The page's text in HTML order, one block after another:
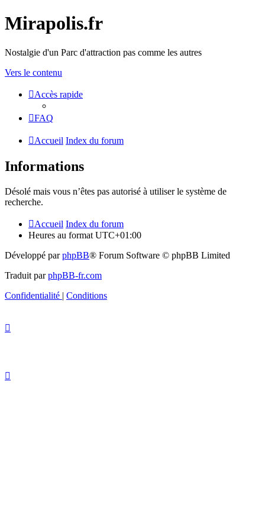
Mirapolis.fr
Nostalgie d'un Parc d'attraction pas comme les autres
Vers le contenu
Accès rapide
FAQ
Accueil Index du forum
Informations
Désolé mais vous n’êtes pas autorisé à utiliser le système de
recherche.
Accueil Index du forum
Heures au format UTC+01:00
Développé parphpBB® Forum Software © phpBB Limited
Traduit parphpBB-fr.com
Confidentialité | Conditions